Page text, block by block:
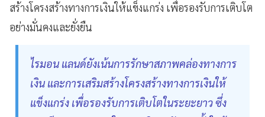
สร้างโครงสร้างทางการเงินให้แข็งแกร่ง เพื่อรองรับการเติบโต
อย่างมั่นคงและยั่งยืน
ไรมอน แลนด์ยังเน้นการรักษาสภาพคล่องทางการ
เงิน และการเสริมสร้างโครงสร้างทางการเงินให้
แข็งแกร่ง เพื่อรองรับการเติบโตในระยะยาว ซึ่ง